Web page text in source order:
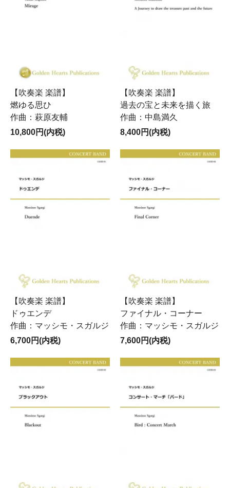
【吹奏楽 楽譜】
燃ゆる思ひ
作曲：萩原友輔
10,800円(内税)
【吹奏楽 楽譜】
過去の宝と未来を描く旅
作曲：中島満久
8,400円(内税)
【吹奏楽 楽譜】
ドゥエンデ
作曲：マッシモ・スガルジ
6,700円(内税)
【吹奏楽 楽譜】
ファイナル・コーナー
作曲：マッシモ・スガルジ
7,600円(内税)